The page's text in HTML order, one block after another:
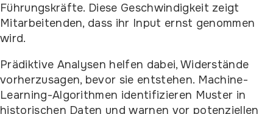
Führungskräfte. Diese Geschwindigkeit zeigt
Mitarbeitenden, dass ihr Input ernst genommen
wird.
Prädiktive Analysen helfen dabei, Widerstände
vorherzusagen, bevor sie entstehen. Machine-
Learning-Algorithmen identifizieren Muster in
historischen Daten und warnen vor potenziellen